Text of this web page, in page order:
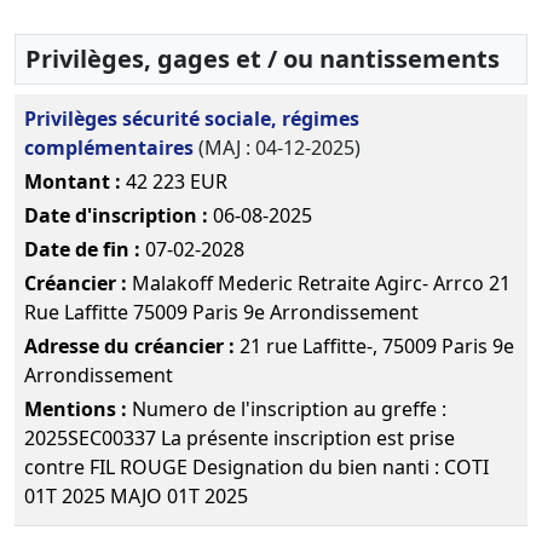
2017
Bilan
comptable
15-
2015
Procès-
du capital
social ,
Modification(s)
04-
11-
Statuts
constitutifs
Privilèges, gages et / ou nantissements
Privilèges sécurité sociale, régimes
complémentaires(MAJ : 04-12-2025)
Montant : 42 223 EUR
Date d'inscription : 06-08-2025
Date de fin : 07-02-2028
Créancier : Malakoff Mederic Retraite Agirc- Arrco 21
Rue Laffitte 75009 Paris 9e Arrondissement
Adresse du créancier : 21 rue Laffitte-, 75009 Paris 9e
Arrondissement
Mentions : Numero de l'inscription au greffe :
2025SEC00337 La présente inscription est prise
contre FIL ROUGE Designation du bien nanti : COTI
01T 2025 MAJO 01T 2025